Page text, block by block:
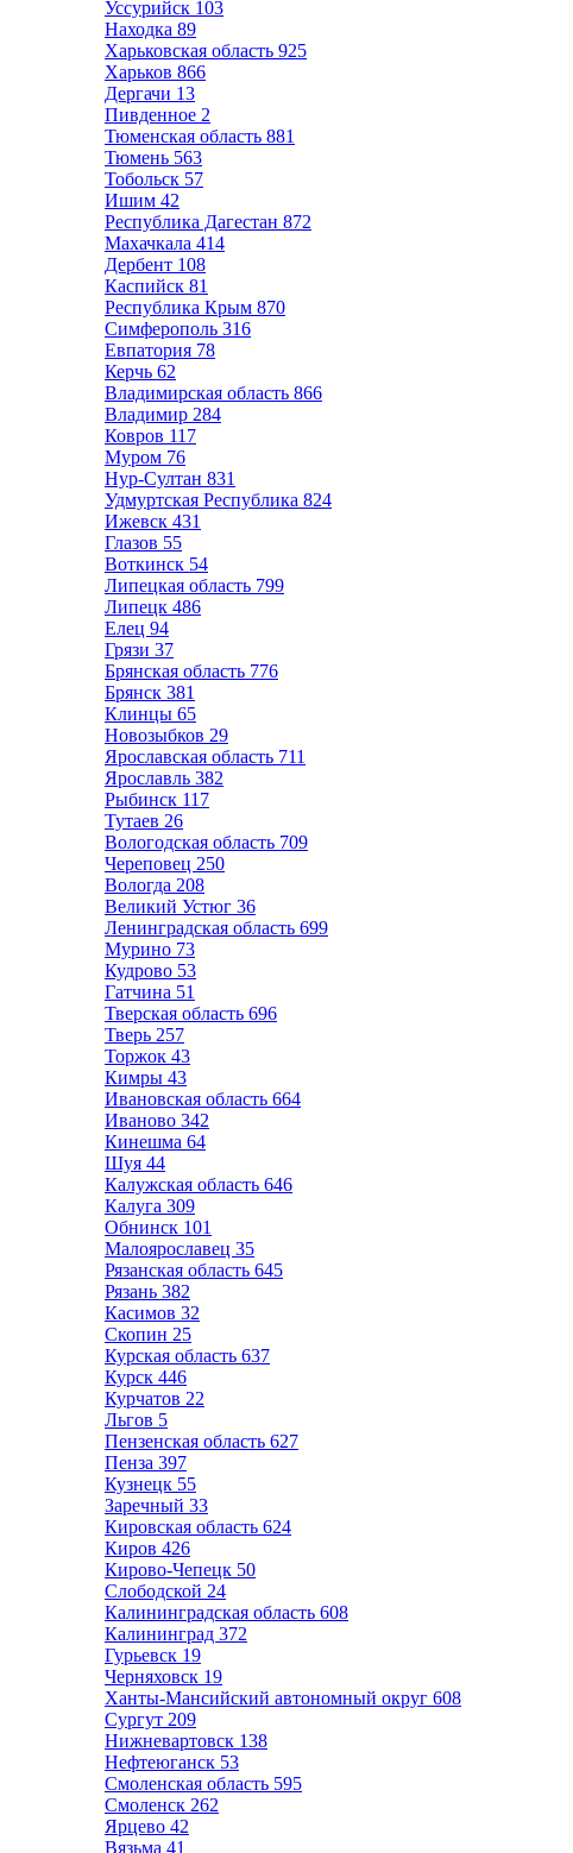
Уссурийск 103
Находка 89
Харьковская область 925
Харьков 866
Дергачи 13
Пивденное 2
Тюменская область 881
Тюмень 563
Тобольск 57
Ишим 42
Республика Дагестан 872
Махачкала 414
Дербент 108
Каспийск 81
Республика Крым 870
Симферополь 316
Евпатория 78
Керчь 62
Владимирская область 866
Владимир 284
Ковров 117
Муром 76
Нур-Султан 831
Удмуртская Республика 824
Ижевск 431
Глазов 55
Воткинск 54
Липецкая область 799
Липецк 486
Елец 94
Грязи 37
Брянская область 776
Брянск 381
Клинцы 65
Новозыбков 29
Ярославская область 711
Ярославль 382
Рыбинск 117
Тутаев 26
Вологодская область 709
Череповец 250
Вологда 208
Великий Устюг 36
Ленинградская область 699
Мурино 73
Кудрово 53
Гатчина 51
Тверская область 696
Тверь 257
Торжок 43
Кимры 43
Ивановская область 664
Иваново 342
Кинешма 64
Шуя 44
Калужская область 646
Калуга 309
Обнинск 101
Малоярославец 35
Рязанская область 645
Рязань 382
Касимов 32
Скопин 25
Курская область 637
Курск 446
Курчатов 22
Льгов 5
Пензенская область 627
Пенза 397
Кузнецк 55
Заречный 33
Кировская область 624
Киров 426
Кирово-Чепецк 50
Слободской 24
Калининградская область 608
Калининград 372
Гурьевск 19
Черняховск 19
Ханты-Мансийский автономный округ 608
Сургут 209
Нижневартовск 138
Нефтеюганск 53
Смоленская область 595
Смоленск 262
Ярцево 42
Вязьма 41